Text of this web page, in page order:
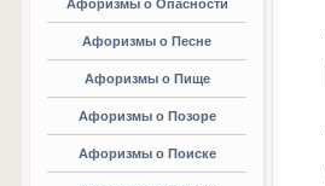
Афоризмы о Опасности
Афоризмы о Песне
Афоризмы о Пище
Афоризмы о Позоре
Афоризмы о Поиске